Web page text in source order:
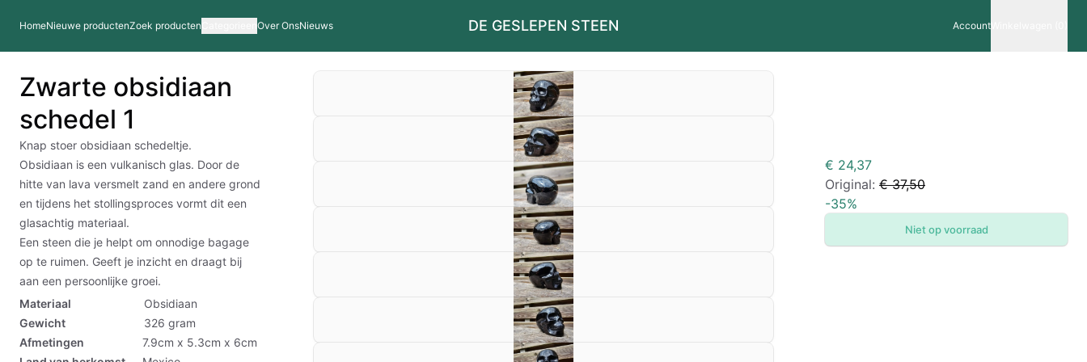
HomeNieuwe productenZoek producten Over OnsNieuws DE GESLEPEN STEEN Account
Zwarte obsidiaan
schedel 1
Knap stoer obsidiaan schedeltje.
Obsidiaan is een vulkanisch glas. Door de
hitte van lava versmelt zand en andere grond
en tijdens het stollingsproces vormt dit een
glasachtig materiaal.
Een steen die je helpt om onnodige bagage
op te ruimen. Geeft je inzicht en draagt bij
aan een persoonlijke groei.
Materiaal
Obsidiaan
Gewicht
326 gram
Afmetingen
7.9cm x 5.3cm x 6cm
€ 24,37
Original: € 37,50
-35%
Niet op voorraad